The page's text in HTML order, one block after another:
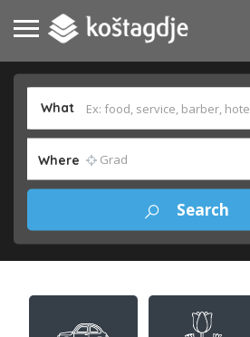
What
Where